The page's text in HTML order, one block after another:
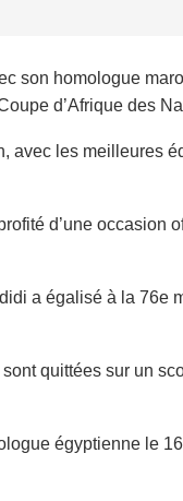
son homologue
d’Afrique des
avec les meilleures
d’une occasion
a égalisé à la 76e
quittées sur un
égyptienne le